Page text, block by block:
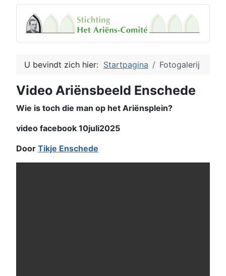
U bevindt zich hier: Startpagina Fotogalerij
Video Ariënsbeeld Enschede
Wie is toch die man op het Ariënsplein?
video facebook 10juli2025
Door Tikje Enschede